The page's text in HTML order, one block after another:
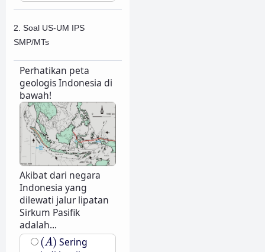
2. Soal US-UM IPS
SMP/MTs
Perhatikan peta
geologis Indonesia di
bawah!
Akibat dari negara
Indonesia yang
dilewati jalur lipatan
Sirkum Pasifik
adalah...
(A)
(A) Sering